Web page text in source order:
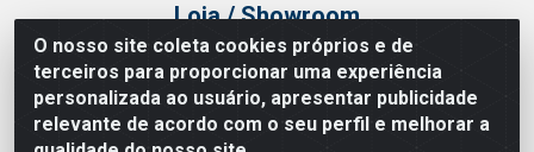
O nosso site coleta cookies próprios e de
terceiros para proporcionar uma experiência
personalizada ao usuário, apresentar publicidade
relevante de acordo com o seu perfil e melhorar a
Loja / Showroom
Tel.: (11) 3314 6400
Av Vautier, 468 - Pari - São Paulo/SP